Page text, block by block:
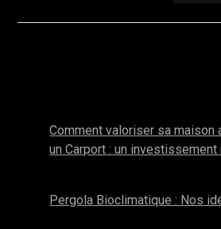
Comment valoriser sa maison
un Carport : un investissement
Pergola Bioclimatique : Nos